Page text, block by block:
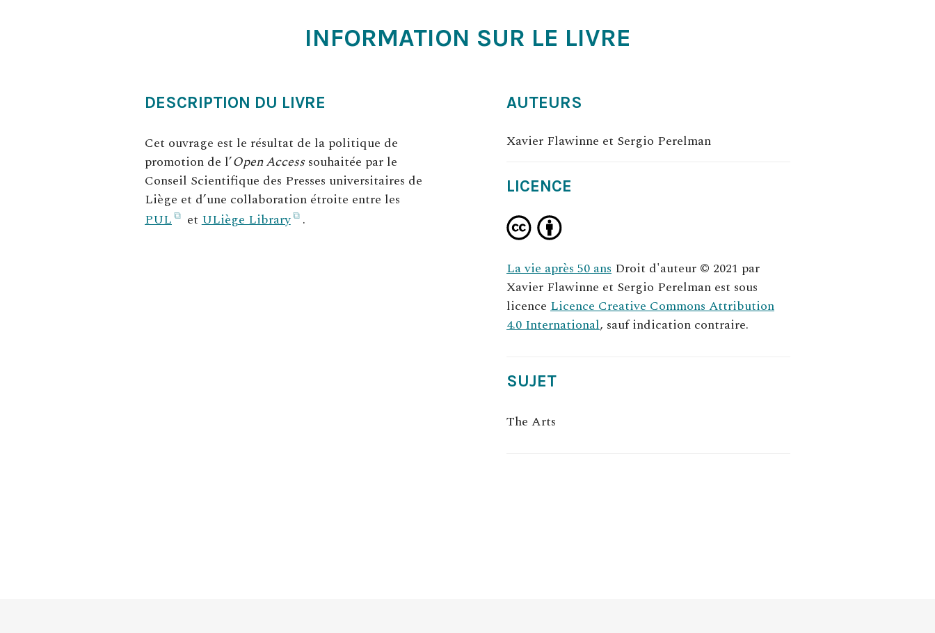
INFORMATION SUR LE LIVRE
DESCRIPTION DU LIVRE
Cet ouvrage est le résultat de la politique de
promotion de l’Open Access souhaitée par le
Conseil Scientifique des Presses universitaires de
Liège et d’une collaboration étroite entre les
PUL
(ouvre
etULiège Library
(ouvre
.
AUTEURS
Xavier Flawinne et Sergio Perelman
LICENCE
La vie après 50 ans Droit d'auteur © 2021 par
Xavier Flawinne et Sergio Perelman est sous
licence Licence Creative Commons Attribution
4.0 International, sauf indication contraire.
SUJET
The Arts